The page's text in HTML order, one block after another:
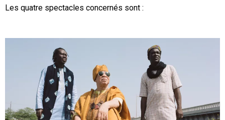
Les quatre spectacles concernés sont :